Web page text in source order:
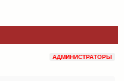
АДМИНИСТРАТОРЫ